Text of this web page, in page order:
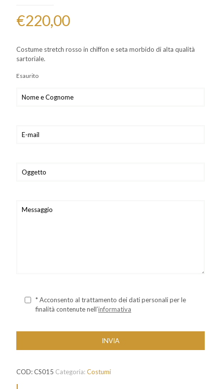
€220,00
Costume stretch rosso in chiffon e seta morbido di alta qualità
sartoriale.
Esaurito
* Acconsento al trattamento dei dati personali per le
finalità contenute nell’informativa
COD:CS015 Categoria:Costumi